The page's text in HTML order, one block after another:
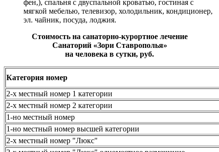
фен,), спальня с двуспальной кроватью, гостиная с
мягкой мебелью, телевизор, холодильник, кондиционер,
эл. чайник, посуда, лоджия.
Стоимость на санаторно-курортное лечение
Санаторий «Зори Ставрополья»
на человека в сутки, руб.
Категория номер
2-х местный номер 1 категории
2-х местный номер 2 категории
1-но местный номер
1-но местный номер высшей категории
2-х местный номер "Люкс"